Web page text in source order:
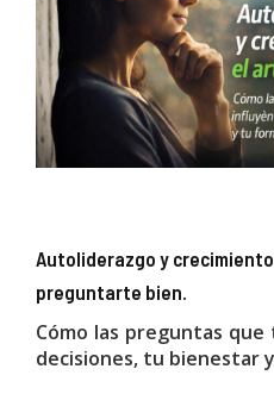
Autoliderazgo y
preguntarte bien.
Cómo las preguntas
decisiones, tu bienestar